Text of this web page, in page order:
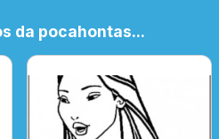
da pocahontas...